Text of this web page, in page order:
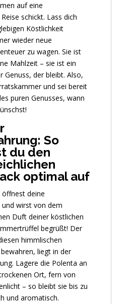
auf eine
schickt. Lass dich
Köstlichkeit
wieder neue
zu wagen. Sie ist
Mahlzeit – sie ist ein
Genuss, der bleibt. Also,
und sei bereit
puren Genusses, wann
So
du den
optimal auf
deine
wirst von dem
Duft deiner köstlichen
begrüßt! Der
himmlischen
liegt in der
Lagere die Polenta an
Ort, fern von
– so bleibt sie bis zu
und aromatisch.